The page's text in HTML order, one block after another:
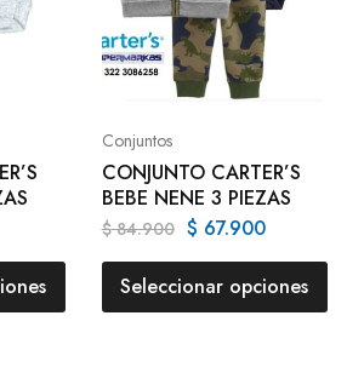
Conjuntos
CONJUNTO CARTER’S
BEBE NENE 3 PIEZAS
$84.900 $ 67.900
Seleccionar opciones